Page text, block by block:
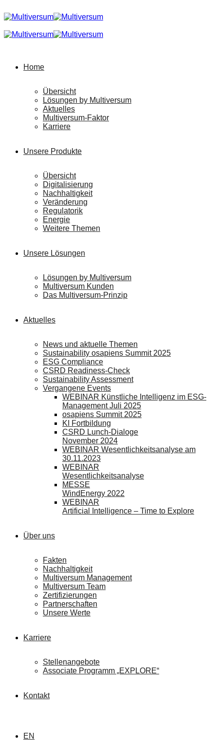
Home
Übersicht
Lösungen by Multiversum
Aktuelles
Multiversum-Faktor
Karriere
Unsere Produkte
Übersicht
Digitalisierung
Nachhaltigkeit
Veränderung
Regulatorik
Energie
Weitere Themen
Unsere Lösungen
Lösungen by Multiversum
Multiversum Kunden
Das Multiversum-Prinzip
Aktuelles
News und aktuelle Themen
Sustainability osapiens Summit 2025
ESG Compliance
CSRD Readiness-Check
Sustainability Assessment
Vergangene Events
WEBINAR Künstliche Intelligenz im ESG-
Management Juli 2025
osapiens Summit 2025
KI Fortbildung
CSRD Lunch-Dialoge
November 2024
WEBINAR Wesentlichkeitsanalyse am
30.11.2023
WEBINAR
Wesentlichkeitsanalyse
MESSE
WindEnergy 2022
WEBINAR
Artificial Intelligence – Time to Explore
Über uns
Fakten
Nachhaltigkeit
Multiversum Management
Multiversum Team
Zertifizierungen
Partnerschaften
Unsere Werte
Karriere
Stellenangebote
Associate Programm „EXPLORE“
Kontakt
EN